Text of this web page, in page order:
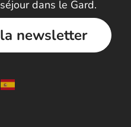
dans le Gard.
newsletter